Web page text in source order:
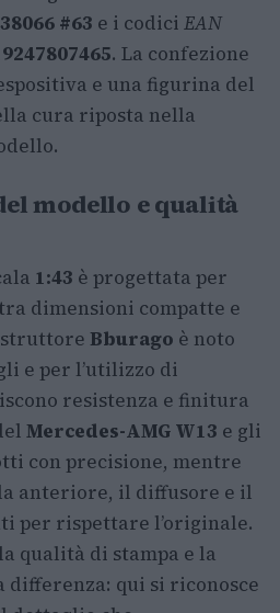
#63 e i codici EAN
. La confezione
e una figurina del
cura riposta nella
modello e qualità
1:43 è progettata per
dimensioni compatte e
Bburago è noto
e per l’utilizzo di
resistenza e finitura
Mercedes-AMG W13 e gli
con precisione, mentre
anteriore, il diffusore e il
per rispettare l’originale.
qualità di stampa e la
qui si riconosce